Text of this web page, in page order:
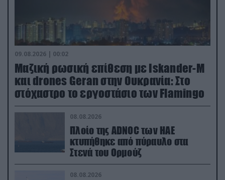
09.08.2026 | 00:02
Μαζική ρωσική επίθεση με Iskander-M
και drones Geran στην Ουκρανία: Στο
στόχαστρο το εργοστάσιο των Flamingo
08.08.2026
Πλοίο της ADNOC των ΗΑΕ
κτυπήθηκε από πύραυλο στα
Στενά του Ορμούζ
08.08.2026